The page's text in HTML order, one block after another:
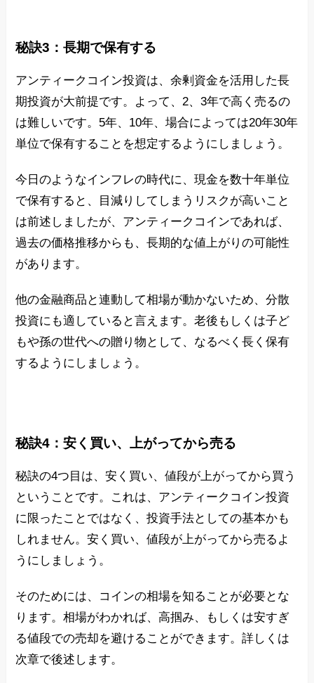
秘訣3：長期で保有する
アンティークコイン投資は、余剰資金を活用した長
期投資が大前提です。よって、2、3年で高く売るの
は難しいです。5年、10年、場合によっては20年30年
単位で保有することを想定するようにしましょう。
今日のようなインフレの時代に、現金を数十年単位
で保有すると、目減りしてしまうリスクが高いこと
は前述しましたが、アンティークコインであれば、
過去の価格推移からも、長期的な値上がりの可能性
があります。
他の金融商品と連動して相場が動かないため、分散
投資にも適していると言えます。老後もしくは子ど
もや孫の世代への贈り物として、なるべく長く保有
するようにしましょう。
秘訣4：安く買い、上がってから売る
秘訣の4つ目は、安く買い、値段が上がってから買う
ということです。これは、アンティークコイン投資
に限ったことではなく、投資手法としての基本かも
しれません。安く買い、値段が上がってから売るよ
うにしましょう。
そのためには、コインの相場を知ることが必要とな
ります。相場がわかれば、高掴み、もしくは安すぎ
る値段での売却を避けることができます。詳しくは
次章で後述します。